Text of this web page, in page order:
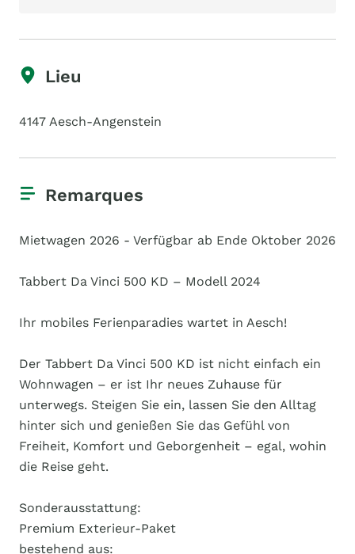
Lieu
4147 Aesch-Angenstein
Remarques
Mietwagen 2026 - Verfügbar ab Ende Oktober 2026
Tabbert Da Vinci 500 KD – Modell 2024
Ihr mobiles Ferienparadies wartet in Aesch!
Der Tabbert Da Vinci 500 KD ist nicht einfach ein
Wohnwagen – er ist Ihr neues Zuhause für
unterwegs. Steigen Sie ein, lassen Sie den Alltag
hinter sich und genießen Sie das Gefühl von
Freiheit, Komfort und Geborgenheit – egal, wohin
die Reise geht.
Sonderausstattung:
Premium Exterieur-Paket
bestehend aus: